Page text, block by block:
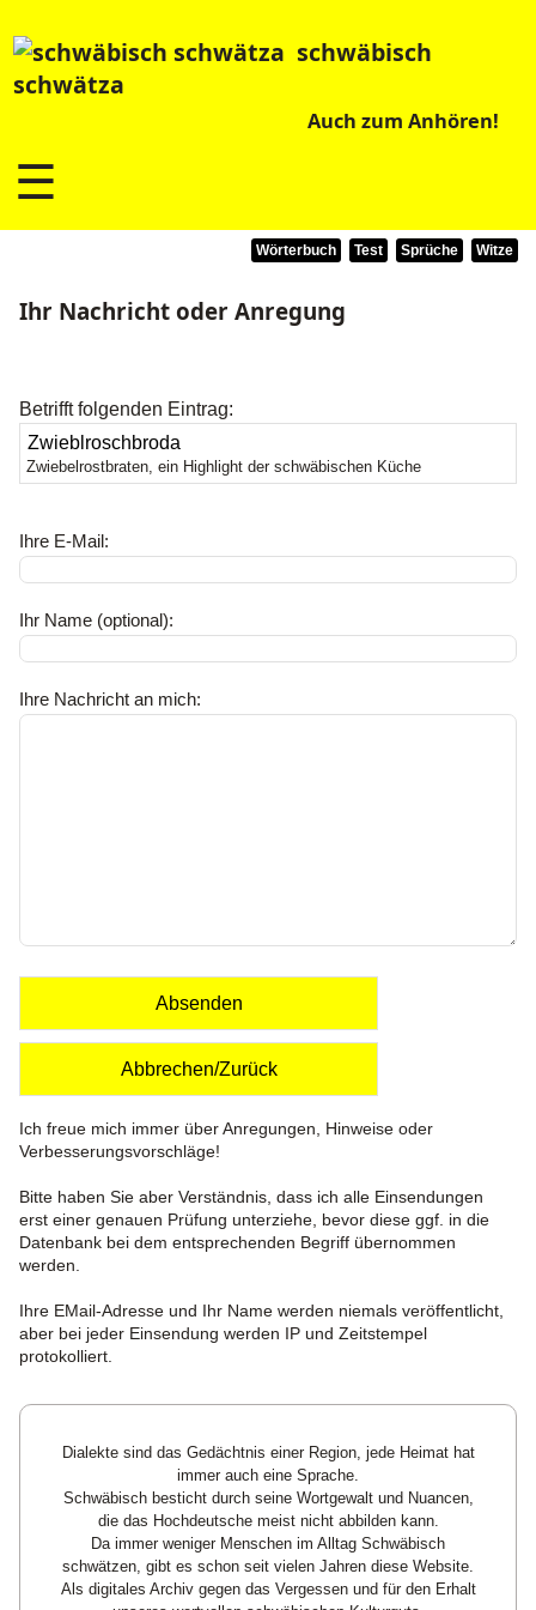
schwäbisch
schwätza
Auch zum Anhören!
☰
Wörterbuch Test Sprüche Witze
Ihr Nachricht oder Anregung
Betrifft folgenden Eintrag:
Zwiebelrostbraten, ein Highlight der schwäbischen Küche
Ihre E-Mail:
Ihr Name (optional):
Ihre Nachricht an mich:
Absenden
Abbrechen/Zurück
Ich freue mich immer über Anregungen, Hinweise oder
Verbesserungsvorschläge!
Bitte haben Sie aber Verständnis, dass ich alle Einsendungen
erst einer genauen Prüfung unterziehe, bevor diese ggf. in die
Datenbank bei dem entsprechenden Begriff übernommen
werden.
Ihre EMail-Adresse und Ihr Name werden niemals veröffentlicht,
aber bei jeder Einsendung werden IP und Zeitstempel
protokolliert.
Dialekte sind das Gedächtnis einer Region, jede Heimat hat
immer auch eine Sprache.
Schwäbisch besticht durch seine Wortgewalt und Nuancen,
die das Hochdeutsche meist nicht abbilden kann.
Da immer weniger Menschen im Alltag Schwäbisch
schwätzen, gibt es schon seit vielen Jahren diese Website.
Als digitales Archiv gegen das Vergessen und für den Erhalt